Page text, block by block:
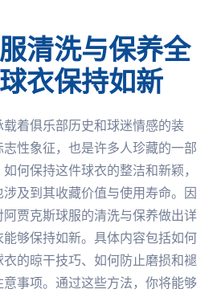
清洗与保养全
衣保持如新
着俱乐部历史和球迷情感的装
性象征，也是许多人珍藏的一部
何保持这件球衣的整洁和新颖，
及到其收藏价值与使用寿命。因
贾克斯球服的清洗与保养做出详
够保持如新。具体内容包括如何
的晾干技巧、如何防止磨损和褪
事项。通过这些方法，你将能够